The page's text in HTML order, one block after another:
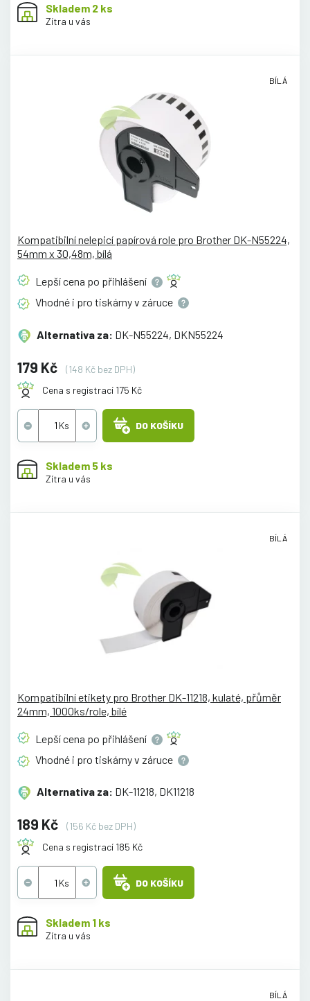
Skladem 2 ks
Zítra u vás
BÍLÁ
Kompatibilní nelepicí papírová role pro Brother DK-N55224,
54mm x 30,48m, bílá
Lepší cena po přihlášení
Vhodné i pro tiskárny v záruce
Alternativa za: DK-N55224, DKN55224
179 Kč
(148 Kč bez DPH)
Cena s registrací 175 Kč
DO KOŠÍKU
Skladem 5 ks
Zítra u vás
BÍLÁ
Kompatibilní etikety pro Brother DK-11218, kulaté, přůměr
24mm, 1000ks/role, bílé
Lepší cena po přihlášení
Vhodné i pro tiskárny v záruce
Alternativa za: DK-11218, DK11218
189 Kč
(156 Kč bez DPH)
Cena s registrací 185 Kč
DO KOŠÍKU
Skladem 1 ks
Zítra u vás
BÍLÁ